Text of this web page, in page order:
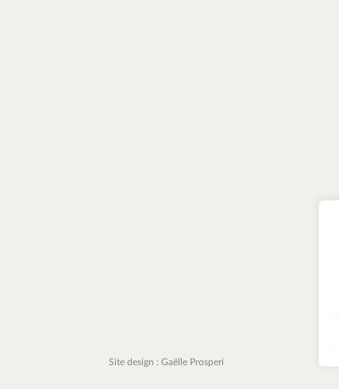
Site design : Gaëlle Prosperi